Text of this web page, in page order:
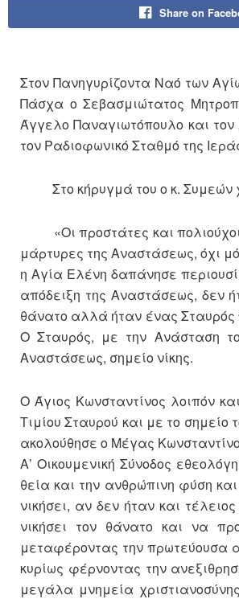
Share on
Στον Πανηγυρίζοντα Ναό των
Πάσχα ο Σεβασμιώτατος
Άγγελο Παναγιωτόπουλο και
τον Ραδιοφωνικό Σταθμό της
Στο κήρυγμά του ο κ. Συμεών
«Οι προστάτες και πολιούχοι
μάρτυρες της Αναστάσεως, όχι
η Αγία Ελένη δαπάνησε
απόδειξη της Αναστάσεως, δεν
θάνατο αλλά ήταν ένας Σταυρός
Ο Σταυρός, με την Ανάσταση
Αναστάσεως, σημείο νίκης.
Ο Άγιος Κωνσταντίνος λοιπόν
Τιμίου Σταυρού και με το σημείο
ακολούθησε ο Μέγας
Α’ Οικουμενική Σύνοδος
θεία και την ανθρώπινη φύση
νικήσει, αν δεν ήταν και
νικήσει τον θάνατο και να
μεταφέροντας την πρωτεύουσα
κυρίως φέρνοντας την
μεγάλα μνημεία